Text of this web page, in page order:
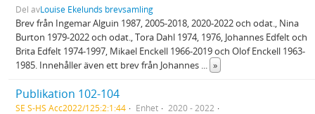
Del avLouise Ekelunds brevsamling
Brev från Ingemar Alguin 1987, 2005-2018, 2020-2022 och odat., Nina
Burton 1979-2022 och odat., Tora Dahl 1974, 1976, Johannes Edfelt och
Brita Edfelt 1974-1997, Mikael Enckell 1966-2019 och Olof Enckell 1963-
1985. Innehåller även ett brev från Johannes ... »
Publikation 102-104
SE S-HS Acc2022/125:2:1:44 Enhet
2020 - 2022